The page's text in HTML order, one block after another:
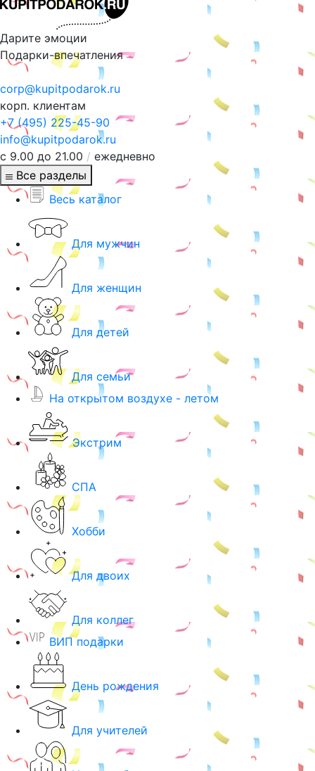
Дарите эмоции
Подарки-впечатления
corp@kupitpodarok.ru
корп. клиентам
+7 (495) 225-45-90
info@kupitpodarok.ru
с 9.00 до 21.00 / ежедневно
Все разделы
Весь каталог
Для мужчин
Для женщин
Для детей
Для семьи
На открытом воздухе - летом
Экстрим
СПА
Хобби
Для двоих
Для коллег
ВИП подарки
День рождения
Для учителей